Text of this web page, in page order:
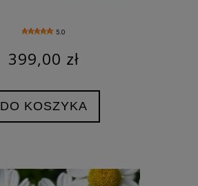
5.0
399,00 zł
DO KOSZYKA